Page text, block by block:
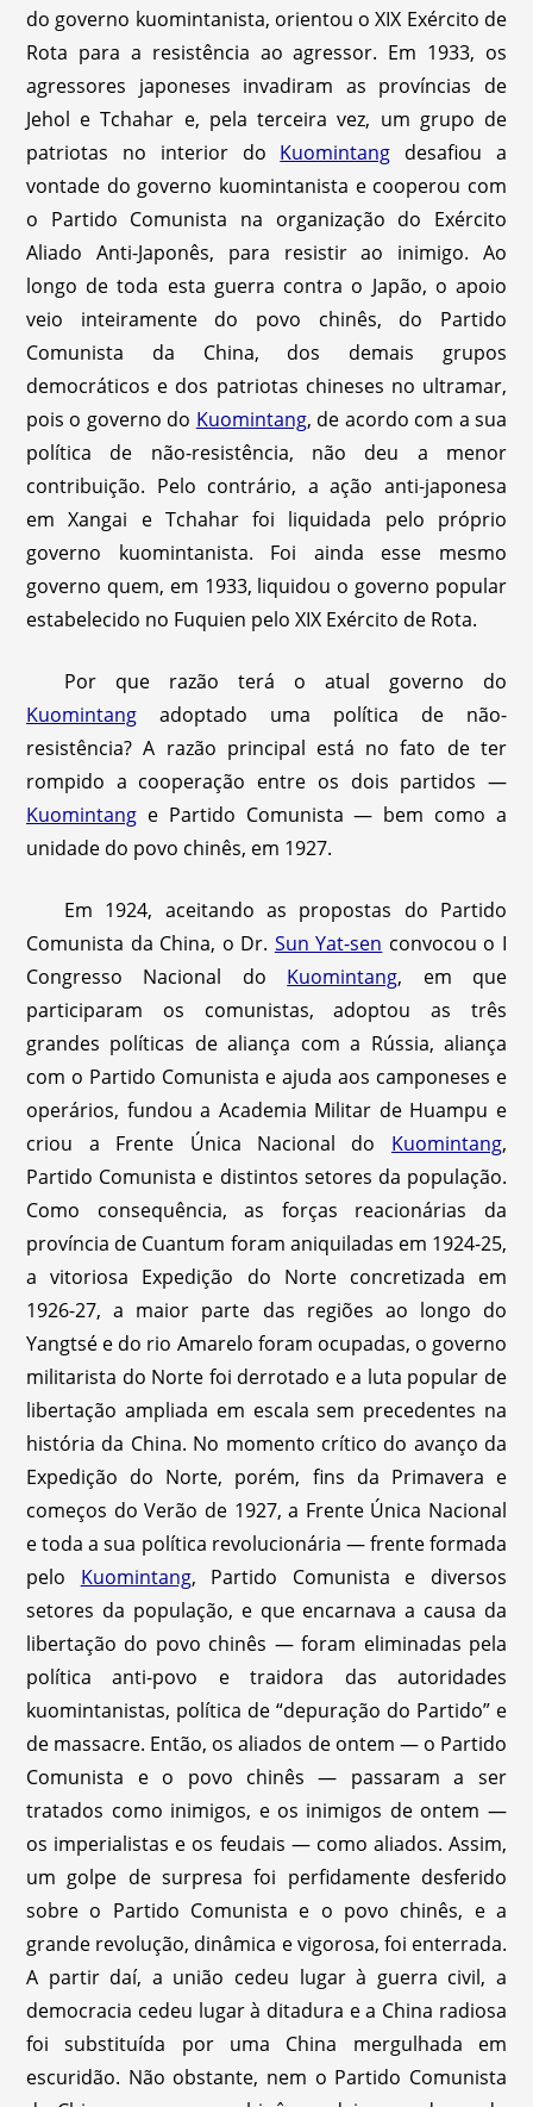
do governo kuomintanista, orientou o XIX Exército de
Rota para a resistência ao agressor. Em 1933, os
agressores japoneses invadiram as províncias de
Jehol e Tchahar e, pela terceira vez, um grupo de
patriotas no interior do Kuomintang desafiou a
vontade do governo kuomintanista e cooperou com
o Partido Comunista na organização do Exército
Aliado Anti-Japonês, para resistir ao inimigo. Ao
longo de toda esta guerra contra o Japão, o apoio
veio inteiramente do povo chinês, do Partido
Comunista da China, dos demais grupos
democráticos e dos patriotas chineses no ultramar,
pois o governo do Kuomintang, de acordo com a sua
política de não-resistência, não deu a menor
contribuição. Pelo contrário, a ação anti-japonesa
em Xangai e Tchahar foi liquidada pelo próprio
governo kuomintanista. Foi ainda esse mesmo
governo quem, em 1933, liquidou o governo popular
estabelecido no Fuquien pelo XIX Exército de Rota.
Por que razão terá o atual governo do
Kuomintang adoptado uma política de não-
resistência? A razão principal está no fato de ter
rompido a cooperação entre os dois partidos —
Kuomintang e Partido Comunista — bem como a
unidade do povo chinês, em 1927.
Em 1924, aceitando as propostas do Partido
Comunista da China, o Dr. Sun Yat-sen convocou o I
Congresso Nacional do Kuomintang, em que
participaram os comunistas, adoptou as três
grandes políticas de aliança com a Rússia, aliança
com o Partido Comunista e ajuda aos camponeses e
operários, fundou a Academia Militar de Huampu e
criou a Frente Única Nacional do Kuomintang,
Partido Comunista e distintos setores da população.
Como consequência, as forças reacionárias da
província de Cuantum foram aniquiladas em 1924-25,
a vitoriosa Expedição do Norte concretizada em
1926-27, a maior parte das regiões ao longo do
Yangtsé e do rio Amarelo foram ocupadas, o governo
militarista do Norte foi derrotado e a luta popular de
libertação ampliada em escala sem precedentes na
história da China. No momento crítico do avanço da
Expedição do Norte, porém, fins da Primavera e
começos do Verão de 1927, a Frente Única Nacional
e toda a sua política revolucionária — frente formada
pelo Kuomintang, Partido Comunista e diversos
setores da população, e que encarnava a causa da
libertação do povo chinês — foram eliminadas pela
política anti-povo e traidora das autoridades
kuomintanistas, política de “depuração do Partido” e
de massacre. Então, os aliados de ontem — o Partido
Comunista e o povo chinês — passaram a ser
tratados como inimigos, e os inimigos de ontem —
os imperialistas e os feudais — como aliados. Assim,
um golpe de surpresa foi perfidamente desferido
sobre o Partido Comunista e o povo chinês, e a
grande revolução, dinâmica e vigorosa, foi enterrada.
A partir daí, a união cedeu lugar à guerra civil, a
democracia cedeu lugar à ditadura e a China radiosa
foi substituída por uma China mergulhada em
escuridão. Não obstante, nem o Partido Comunista